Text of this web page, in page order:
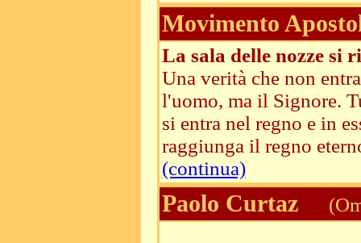
Movimento
La sala delle nozze si
Una verità che non
l'uomo, ma il Signore.
si entra nel regno e in
raggiunga il regno
(continua)
Paolo Curtaz